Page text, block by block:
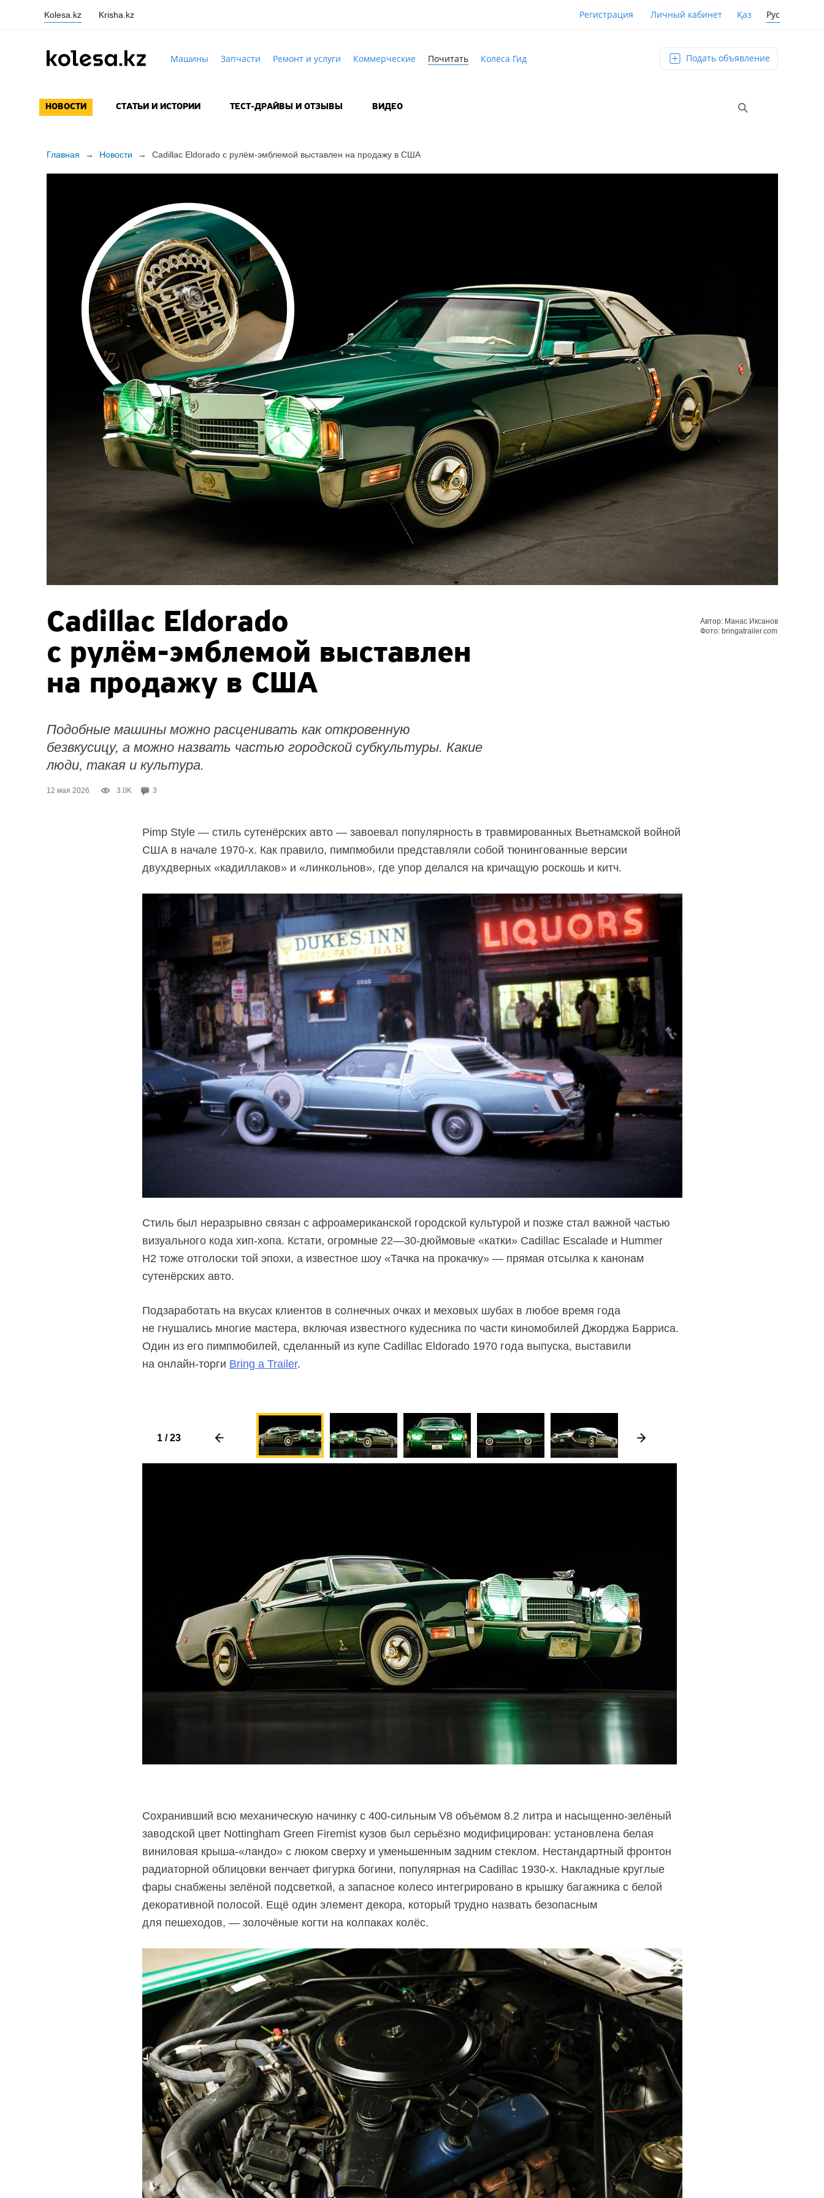
Kolesa.kz Krisha.kz Регистрация Личный кабинет Қаз Рус
Машины Запчасти Ремонт и услуги Коммерческие Почитать Колёса Гид Подать объявление
НОВОСТИ СТАТЬИ И ИСТОРИИ ТЕСТ-ДРАЙВЫ И ОТЗЫВЫ ВИДЕО
Главная → Новости → Сadillac Eldorado с рулём-эмблемой выставлен на продажу в США
Сadillac Eldorado
с рулём-эмблемой выставлен
на продажу в США
Подобные машины можно расценивать как откровенную
безвкусицу, а можно назвать частью городской субкультуры. Какие
люди, такая и культура.
12 мая 2026 3.0K 3
Автор: Манас Иксанов
Фото: bringatrailer.com
Pimp Style — стиль сутенёрских авто — завоевал популярность в травмированных Вьетнамской войной
США в начале 1970-х. Как правило, пимпмобили представляли собой тюнингованные версии
двухдверных «кадиллаков» и «линкольнов», где упор делался на кричащую роскошь и китч.
Стиль был неразрывно связан с афроамериканской городской культурой и позже стал важной частью
визуального кода хип-хопа. Кстати, огромные 22—30-дюймовые«катки» Cadillac Escalade и Hummer
H2 тоже отголоски той эпохи, а известное шоу «Тачка на прокачку» — прямая отсылка к канонам
сутенёрских авто.
Подзаработать на вкусах клиентов в солнечных очках и меховых шубах в любое время года
не гнушались многие мастера, включая известного кудесника по части киномобилей Джорджа Барриса.
Один из его пимпмобилей, сделанный из купе Cadillac Eldorado 1970 года выпуска, выставили
на онлайн-торги Bring a Trailer.
1 /23
Сохранивший всю механическую начинку с 400-сильнымV8 объёмом 8.2 литра и насыщенно-зелёный
заводской цвет Nottingham Green Firemist кузов был серьёзно модифицирован: установлена белая
виниловая ​​крыша-«ландо»с люком сверху и уменьшенным задним стеклом. Нестандартный фронтон
радиаторной облицовки венчает фигурка богини, популярная на Cadillac 1930-х. Накладные круглые
фары снабжены зелёной подсветкой, а запасное колесо интегрировано в крышку багажника с белой
декоративной полосой. Ещё один элемент декора, который трудно назвать безопасным
для пешеходов, — золочёные когти на колпаках колёс.